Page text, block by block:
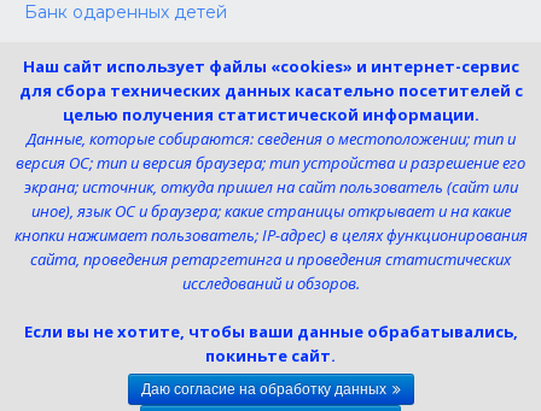
Банк одаренных детей
Независимая оценка
Меры поддержки участников СВО
Телефон:
8 (4725) 240725
Электронная почта:
uk-dshi1@belgov.ru
Наш сайт использует файлы «cookies» и интернет-сервис
для сбора технических данных касательно посетителей с
целью получения статистической информации.
Данные, которые собираются: сведения о местоположении; тип и
версия ОС; тип и версия браузера; тип устройства и разрешение его
экрана; источник, откуда пришел на сайт пользователь (сайт или
иное), язык ОС и браузера; какие страницы открывает и на какие
кнопки нажимает пользователь; IP-адрес) в целях функционирования
сайта, проведения ретаргетинга и проведения статистических
исследований и обзоров.
Если вы не хотите, чтобы ваши данные обрабатывались,
покиньте сайт.
Даю согласие на обработку данных